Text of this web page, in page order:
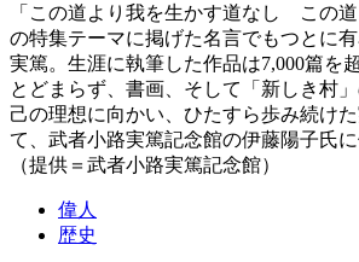
「この道より我を生かす道なし この
の特集テーマに掲げた名言でもつとに
実篤。生涯に執筆した作品は7,000篇を
とどまらず、書画、そして「新しき村」
己の理想に向かい、ひたすら歩み続け
て、武者小路実篤記念館の伊藤陽子氏に
（提供＝武者小路実篤記念館）
偉人
歴史